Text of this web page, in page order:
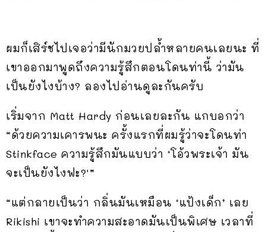
ผมก็เสิร์ชไปเจอว่ามีนักมวยปล้ำหลายคนเลยนะ ที่
เขาออกมาพูดถึงความรู้สึกตอนโดนท่านี้ ว่ามัน
เป็นยังไงบ้าง? ลองไปอ่านดูละกันครับ
เริ่มจาก Matt Hardy ก่อนเลยละกัน แกบอกว่า
“ด้วยความเคารพนะ ครั้งแรกที่ผมรู้ว่าจะโดนท่า
Stinkface ความรู้สึกมันแบบว่า ‘โอ้วพระเจ้า มัน
จะเป็นยังไงฟะ?'”
“แต่กลายเป็นว่า กลิ่นมันเหมือน ‘แป้งเด็ก’ เลย
Rikishi เขาจะทำความสะอาดมันเป็นพิเศษ เวลาที่